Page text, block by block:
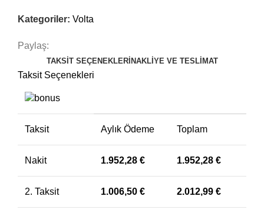
Kategoriler: Volta
Paylaş:
TAKSIT SEÇENEKLERI NAKLIYE VE TESLIMAT
Taksit Seçenekleri
Taksit Aylık Ödeme Toplam
Nakit 1.952,28 € 1.952,28 €
2. Taksit 1.006,50 € 2.012,99 €